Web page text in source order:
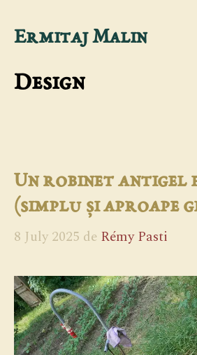
Sari
conținut
Ermitaj Malin
Design
Un robinet antigel
(simplu și aproape
8 July 2025 de Rémy Pasti